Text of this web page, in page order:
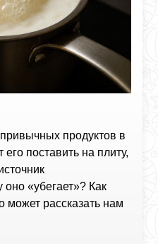
продуктов в
поставить на плиту,
«убегает»? Как
может рассказать нам